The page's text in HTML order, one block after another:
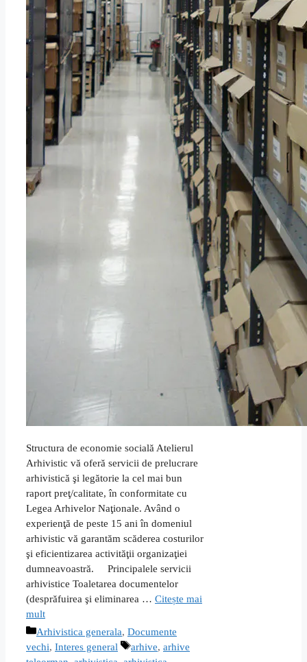
Structura de economie socială Atelierul
Arhivistic vă oferă servicii de prelucrare
arhivistică şi legătorie la cel mai bun
raport preţ/calitate, în conformitate cu
Legea Arhivelor Naţionale. Având o
experienţă de peste 15 ani în domeniul
arhivistic vă garantăm scăderea costurilor
şi eficientizarea activităţii organizaţiei
dumneavoastră. Principalele servicii
arhivistice Toaletarea documentelor
(desprăfuirea şi eliminarea … Citește mai
mult
Categorii
Arhivistica generala, Documente
vechi, Interes general Etichete
arhive, arhive